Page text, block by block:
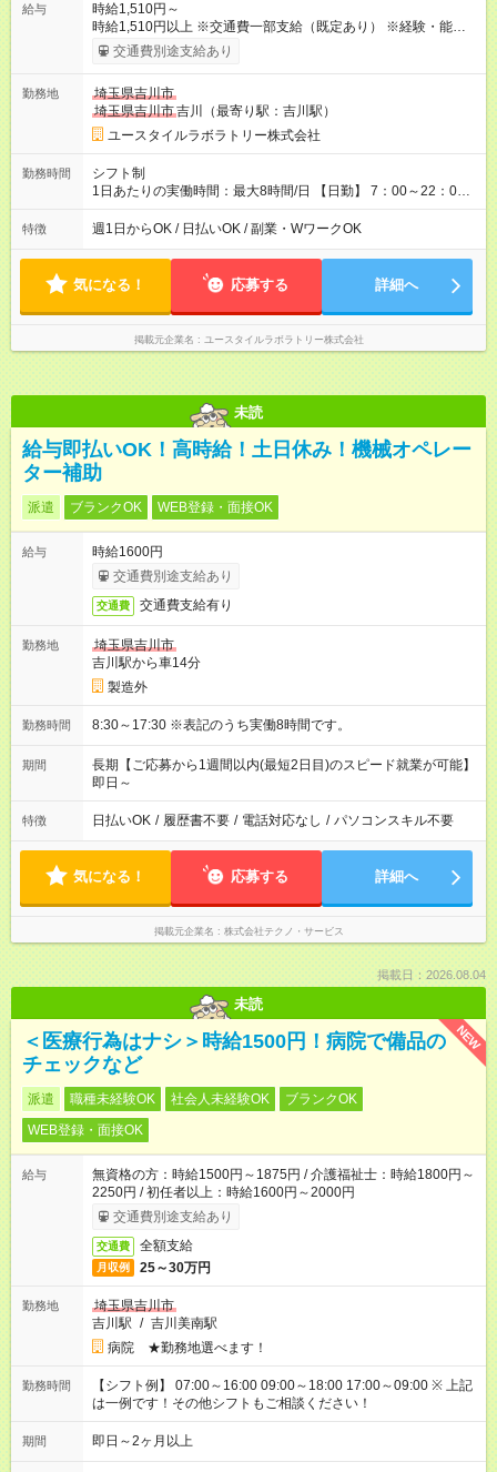
給与
時給1,510円～
時給1,510円以上 ※交通費一部支給（既定あり） ※経験・能力を
考慮して決定します 【収入例】 週1回勤務の場合：1,510円×8時
間×4回=4万8,320円 週3回勤務の場合：1,510円×8時間×12回
1,600円 【試用期間】試用期間あり 試用期間の長さ：2ヶ月
※ 雇用形態と給与に、本採用時と異なる部分があります。 雇用
形態：本採用時と同じです。 給与：時給 1,230円以上
交通費別途支給あり
勤務地
埼玉県吉川市
埼玉県吉川市吉川（最寄り駅：吉川駅）
ユースタイルラボラトリー株式会社
勤務時間
シフト制
1日あたりの実働時間：最大8時間/日 【日勤】 7：00～22：00
の間で8時間勤務（休憩時間は法定通り） ※週1日～OK ／ 夜勤
なし ＊＊ 勤務時間例 ＊＊ ■8時から17時 ■9時から18時 ■10
定（毎週同じ曜日勤務）
特徴 週1日からOK / 日払いOK / 副業・WワークOK
気になる！ 応募する 詳細へ
掲載元企業名 ユースタイルラボラトリー株式会社
未読
給与即払いOK！高時給！土日休み！機械オペレー
ター補助
派遣 ブランクOK WEB登録・面接OK
給与
時給1600円
交通費別途支給あり
交通費 交通費支給有り
勤務地
埼玉県吉川市
吉川駅から車14分
製造外
勤務時間 8:30～17:30 ※表記のうち実働8時間です。
期間
長期【ご応募から1週間以内(最短2日目)のスピード就業が可能】
即日～
特徴 日払いOK / 履歴書不要 / 電話対応なし / パソコンスキル不要
気になる！ 応募する 詳細へ
掲載元企業名 株式会社テクノ・サービス
掲載日：2026.08.04
未読
NEW
＜医療行為はナシ＞時給1500円！病院で備品の
チェックなど
派遣 職種未経験OK 社会人未経験OK
ブランクOK
WEB登録・面接OK
給与
無資格の方：時給1500円～1875円 / 介護福祉士：時給1800円～
2250円 / 初任者以上：時給1600円～2000円
交通費別途支給あり
交通費 全額支給
月収例 25～30万円
勤務地
埼玉県吉川市
吉川駅 / 吉川美南駅
病院 ★勤務地選べます！
勤務時間
【シフト例】 07:00～16:00 09:00～18:00 17:00～09:00 ※ 上記
は一例です！その他シフトもご相談ください！
期間 即日～2ヶ月以上